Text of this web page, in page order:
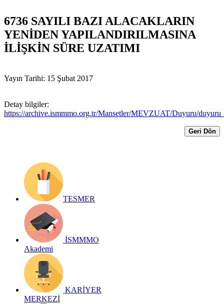
6736 SAYILI BAZI ALACAKLARIN
YENİDEN YAPILANDIRILMASINA
İLİŞKİN SÜRE UZATIMI
Yayın Tarihi: 15 Şubat 2017
Detay bilgiler:
https://archive.ismmmo.org.tr/Mansetler/MEVZUAT/Duyuru/
Geri Dön
TESMER
İSMMMO
Akademi
KARİYER
MERKEZİ